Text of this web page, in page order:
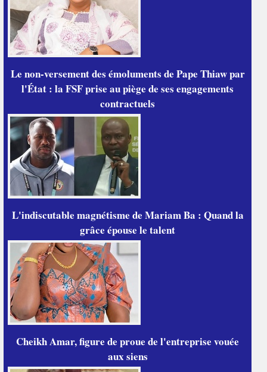
Le non-versement des émoluments de Pape Thiaw par
l'État : la FSF prise au piège de ses engagements
contractuels
L'indiscutable magnétisme de Mariam Ba : Quand la
grâce épouse le talent
Cheikh Amar, figure de proue de l'entreprise vouée
aux siens